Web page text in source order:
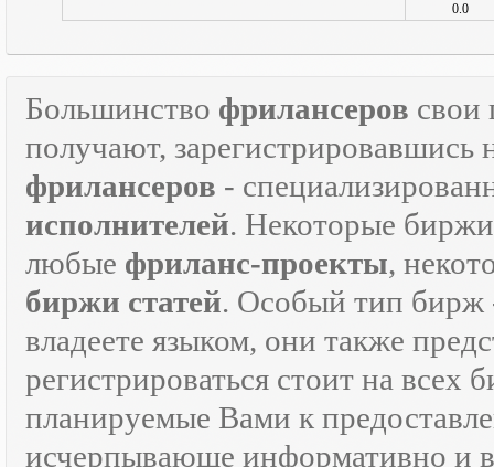
0.0
Большинство фрилансеров свои
получают, зарегистрировавшись
фрилансеров -
исполнителей. Некоторые
любые фриланс-проекты,
биржи статей. Особый тип бирж
владеете языком, они также
регистрироваться стоит на
планируемые Вами к
исчерпывающе информативно и